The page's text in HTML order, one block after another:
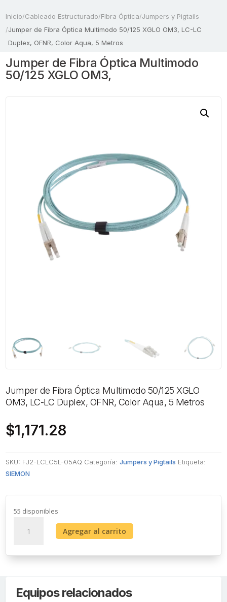
Inicio/Cableado Estructurado/Fibra Óptica/Jumpers y Pigtails
/Jumper de Fibra Óptica Multimodo 50/125 XGLO OM3, LC-LC
Duplex, OFNR, Color Aqua, 5 Metros
Jumper de Fibra Óptica Multimodo
50/125 XGLO OM3,
Jumper de Fibra Óptica Multimodo 50/125 XGLO
OM3, LC-LC Duplex, OFNR, Color Aqua, 5 Metros
$1,171.28
SKU: FJ2-LCLC5L-05AQ Categoría:Jumpers y Pigtails Etiqueta:
SIEMON
55 disponibles
Óptica
XGLO
Agregar al carrito
Equipos relacionados